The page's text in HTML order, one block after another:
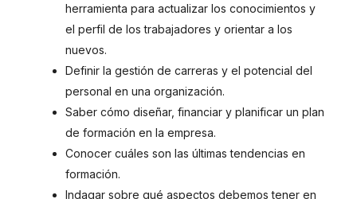
herramienta para actualizar los conocimientos y
el perfil de los trabajadores y orientar a los
nuevos.
Definir la gestión de carreras y el potencial del
personal en una organización.
Saber cómo diseñar, financiar y planificar un plan
de formación en la empresa.
Conocer cuáles son las últimas tendencias en
formación.
Indagar sobre qué aspectos debemos tener en